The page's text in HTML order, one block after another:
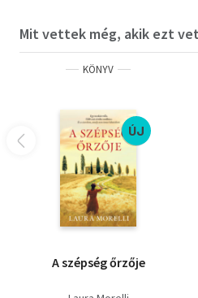
Mit vettek még, akik ezt
KÖNYV
ÚJ
A szépség őrzője